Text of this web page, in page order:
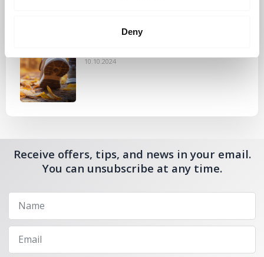
Deny
10.10.2024
Receive offers, tips, and news in your email.
You can unsubscribe at any time.